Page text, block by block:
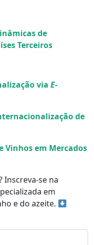
de
Terceiros
viaE-
de
Vinhos em Mercados
Inscreva-se na
em
e do azeite.